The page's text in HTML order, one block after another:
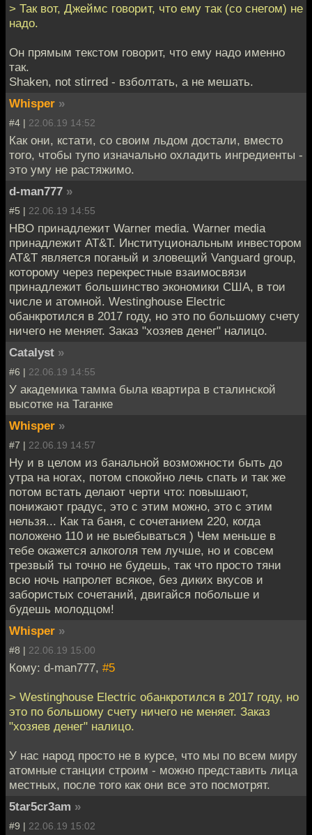
> Так вот, Джеймс говорит, что ему так (со снегом) не
надо.
Он прямым текстом говорит, что ему надо именно
так.
Shaken, not stirred - взболтать, а не мешать.
Whisper »
#4 | 22.06.19 14:52
Как они, кстати, со своим льдом достали, вместо
того, чтобы тупо изначально охладить ингредиенты -
это уму не растяжимо.
d-man777 »
#5 | 22.06.19 14:55
HBO принадлежит Warner media. Warner media
принадлежит AT&T. Институциональным инвестором
AT&T является поганый и зловещий Vanguard group,
которому через перекрестные взаимосвязи
принадлежит большинство экономики США, в тои
числе и атомной. Westinghouse Electric
обанкротился в 2017 году, но это по большому счету
ничего не меняет. Заказ "хозяев денег" налицо.
Catalyst »
#6 | 22.06.19 14:55
У академика тамма была квартира в сталинской
высотке на Таганке
Whisper »
#7 | 22.06.19 14:57
Ну и в целом из банальной возможности быть до
утра на ногах, потом спокойно лечь спать и так же
потом встать делают черти что: повышают,
понижают градус, это с этим можно, это с этим
нельзя... Как та баня, с сочетанием 220, когда
положено 110 и не выебываться ) Чем меньше в
тебе окажется алкоголя тем лучше, но и совсем
трезвый ты точно не будешь, так что просто тяни
всю ночь напролет всякое, без диких вкусов и
забористых сочетаний, двигайся побольше и
будешь молодцом!
Whisper »
#8 | 22.06.19 15:00
Кому: d-man777, #5
> Westinghouse Electric обанкротился в 2017 году, но
это по большому счету ничего не меняет. Заказ
"хозяев денег" налицо.
У нас народ просто не в курсе, что мы по всем миру
атомные станции строим - можно представить лица
местных, после того как они все это посмотрят.
5tar5cr3am »
#9 | 22.06.19 15:02